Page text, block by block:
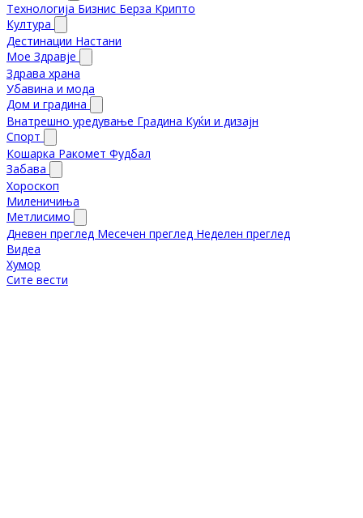
Технологија Бизнис Берза Крипто
Култура
Дестинации Настани
Мое Здравје
Здрава храна
Убавина и мода
Дом и градина
Внатрешно уредување Градина Куќи и дизајн
Спорт
Кошарка Ракомет Фудбал
Забава
Хороскоп
Миленичиња
Метлисимо
Дневен преглед Месечен преглед Неделен преглед
Видеа
Хумор
Сите вести